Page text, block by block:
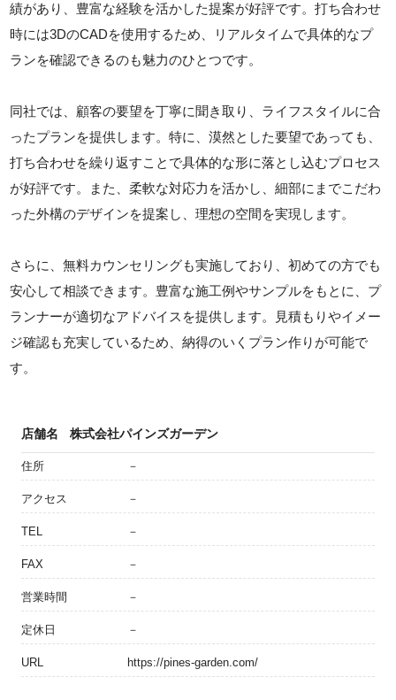
績があり、豊富な経験を活かした提案が好評です。打ち合わせ
時には3DのCADを使用するため、リアルタイムで具体的なプ
ランを確認できるのも魅力のひとつです。
同社では、顧客の要望を丁寧に聞き取り、ライフスタイルに合
ったプランを提供します。特に、漠然とした要望であっても、
打ち合わせを繰り返すことで具体的な形に落とし込むプロセス
が好評です。また、柔軟な対応力を活かし、細部にまでこだわ
った外構のデザインを提案し、理想の空間を実現します。
さらに、無料カウンセリングも実施しており、初めての方でも
安心して相談できます。豊富な施工例やサンプルをもとに、プ
ランナーが適切なアドバイスを提供します。見積もりやイメー
ジ確認も充実しているため、納得のいくプラン作りが可能で
す。
店舗名 株式会社パインズガーデン
住所 －
アクセス －
TEL －
FAX －
営業時間 －
定休日 －
URL https://pines-garden.com/